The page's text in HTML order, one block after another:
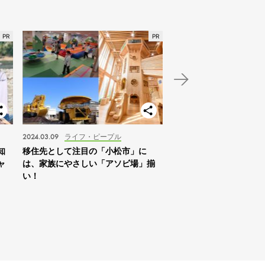
ライフ・ピープル
2024.03.09
移住先として注目の「小松市」に
は、家族にやさしい「アソビ場」揃
い！